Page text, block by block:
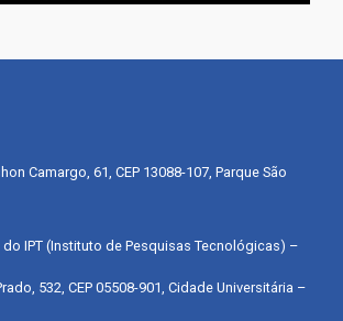
Camargo, 61, CEP 13088-107, Parque São
IPT (Instituto de Pesquisas Tecnológicas) –
532, CEP 05508-901, Cidade Universitária –